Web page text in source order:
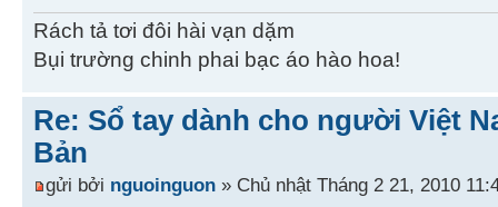
Rách tả tơi đôi hài vạn dặm
Bụi trường chinh phai bạc áo hào hoa!
Re: Sổ tay dành cho người Việt
Bản
gửi bởi nguoinguon » Chủ nhật Tháng 2 21, 2010